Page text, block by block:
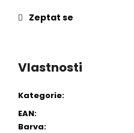
Zeptat se
Vlastnosti
Kategorie:
EAN:
Barva: